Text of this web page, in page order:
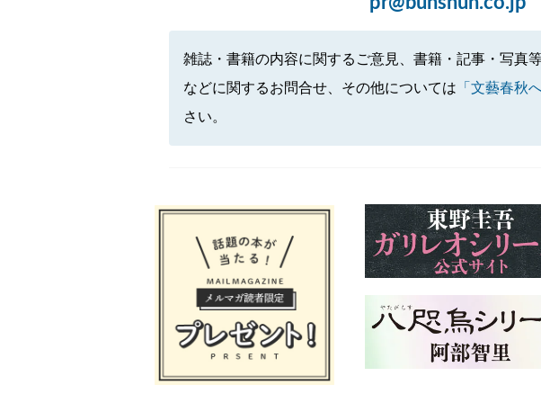
雑誌・書籍の内容に関するご意見、書籍・記事・写真
などに関するお問合せ、その他については 「文藝春秋
さい。